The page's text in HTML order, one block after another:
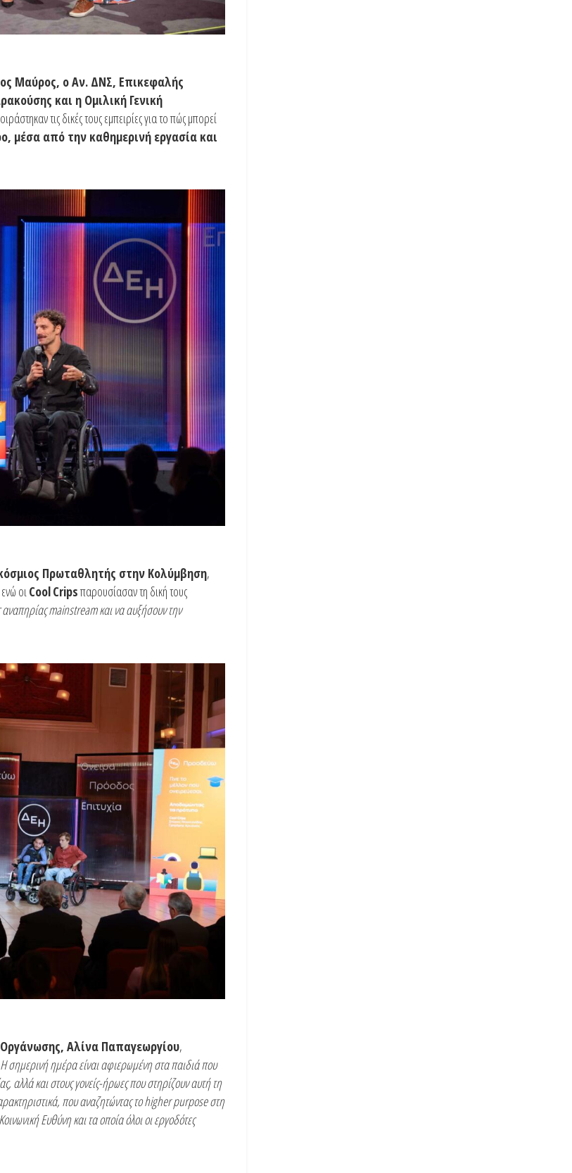
Μαύρος, ο Αν. ΔΝΣ, Επικεφαλής
και η Ομιλική Γενική
τις δικές τους εμπειρίες για το πώς μπορεί
μέσα από την καθημερινή εργασία και
Πρωταθλητής στην Κολύμβηση,
οιCoolCripsπαρουσίασαν τη δική τους
αναπηρίας mainstream και να αυξήσουν την
Αλίνα Παπαγεωργίου,
Η σημερινή ημέρα είναι αφιερωμένη στα παιδιά που
αλλά και στους γονείς-ήρωες που στηρίζουν αυτή τη
που αναζητώντας τοhigherpurposeστη
Ευθύνη και τα οποία όλοι οι εργοδότες